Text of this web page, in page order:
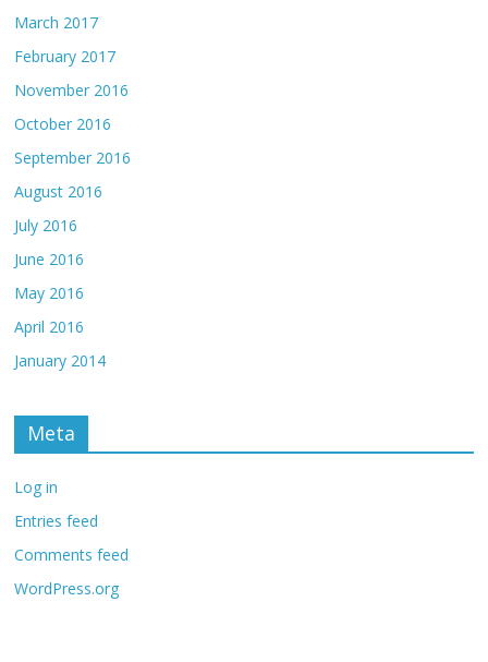
March 2017
February 2017
November 2016
October 2016
September 2016
August 2016
July 2016
June 2016
May 2016
April 2016
January 2014
Meta
Log in
Entries feed
Comments feed
WordPress.org